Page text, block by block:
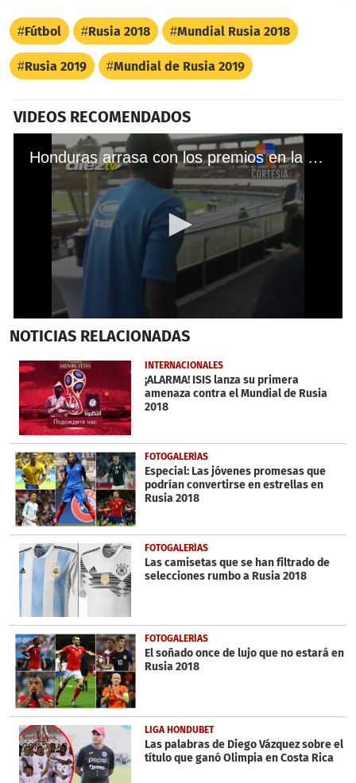
Fútbol Rusia 2018 Mundial Rusia 2018
Rusia 2019 Mundial de Rusia 2019
VIDEOS RECOMENDADOS
Honduras arrasa con los premios en la Copa Centroamericana
seconds
1
minute,
58
seconds
NOTICIAS RELACIONADAS
INTERNACIONALES
¡ALARMA! ISIS lanza su primera
amenaza contra el Mundial de Rusia
2018
FOTOGALERÍAS
Especial: Las jóvenes promesas que
podrían convertirse en estrellas en
Rusia 2018
FOTOGALERÍAS
Las camisetas que se han filtrado de
selecciones rumbo a Rusia 2018
FOTOGALERÍAS
El soñado once de lujo que no estará en
Rusia 2018
LIGA HONDUBET
Las palabras de Diego Vázquez sobre el
título que ganó Olimpia en Costa Rica